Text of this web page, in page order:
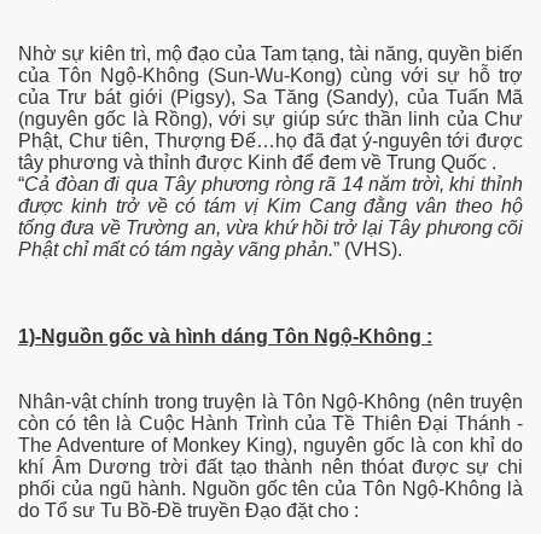
Nhờ sự kiên trì, mộ đạo của Tam tạng, tài năng, quyền biến
của Tôn Ngộ-Không (Sun-Wu-Kong) cùng với sự hỗ trợ
của Trư bát giới (Pigsy), Sa Tăng (Sandy), của Tuấn Mã
(nguyên gốc là Rồng), với sự giúp sức thần linh của Chư
Phật, Chư tiên, Thượng Đế…họ đã đạt ý-nguyên tới được
tây phương và thỉnh được Kinh để đem về Trung Quốc .
“Cả đòan đi qua Tây phương ròng rã 14 năm trờì, khi thỉnh
được kinh trở về có tám vị Kim Cang đằng vân theo hộ
tống đưa về Trường an, vừa khứ hồi trở lại Tây phưong cõi
Phật chỉ mất có tám ngày vãng phản.” (VHS).
1)-Nguồn gốc và hình dáng Tôn Ngộ-Không :
Nhân-vật chính trong truyện là Tôn Ngộ-Không (nên truyện
còn có tên là Cuộc Hành Trình của Tề Thiên Đại Thánh -
The Adventure of Monkey King), nguyên gốc là con khỉ do
khí Âm Dương trời đất tạo thành nên thóat được sự chi
phối của ngũ hành. Nguồn gốc tên của Tôn Ngộ-Không là
do Tổ sư Tu Bồ-Đề truyền Đạo đặt cho :
8
9
10
11
14
15